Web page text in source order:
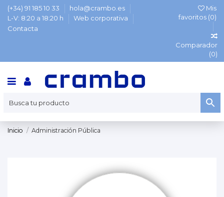
(+34) 91 185 10 33
hola@crambo.es
L-V: 8:20 a 18:20 h
Web corporativa
Contacta
Mis
favoritos (0)
Comparador
(0)
Inicio Administración Pública